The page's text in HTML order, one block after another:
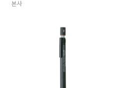
본사